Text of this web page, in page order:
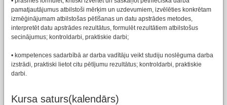
pamatjautājumus atbilstoši mērķim un uzdevumiem, izvēlēties konkrētam
izmēģinājumam atbilstošas pētīšanas un datu apstrādes metodes,
interpretēt datu apstrādes rezultātus, formulēt rezultātiem atbilstošus
secinājumus; kontroldarbi, praktiskie darbi;
• kompetences sadarbībā ar darba vadītāju veikt studiju noslēguma darba
izstrādi, praktiski lietot citu pētījumu rezultātus; kontroldarbi, praktiskie
darbi.
Kursa saturs(kalendārs)